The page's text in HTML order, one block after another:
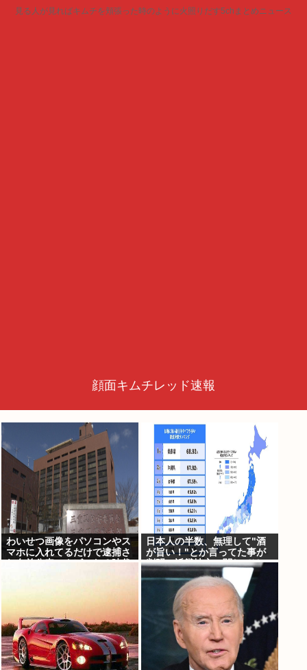
見る人が見ればキムチを頬張った時のように火照りだす5chまとめニュース
顔面キムチレッド速報
わいせつ画像をパソコンやス
マホに入れてるだけで逮捕さ
れ名前公表、クビになる時代
日本人の半数、無理して"酒
が旨い！"とか言ってた事が
判明。近畿地方に関しては6
割が下戸